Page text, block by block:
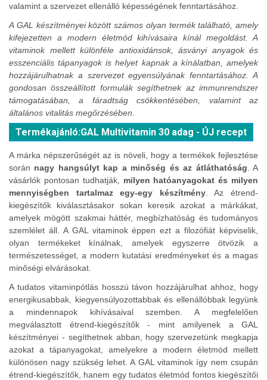
valamint a szervezet ellenálló képességének fenntartásához.
A GAL készítményei között számos olyan termék található, amely
kifejezetten a modern életmód kihívásaira kínál megoldást. A
vitaminok mellett különféle antioxidánsok, ásványi anyagok és
esszenciális tápanyagok is helyet kapnak a kínálatban, amelyek
hozzájárulhatnak a szervezet egyensúlyának fenntartásához. A
gondosan összeállított formulák segíthetnek az immunrendszer
támogatásában, a fáradtság csökkentésében, valamint az
általános vitalitás megőrzésében.
Termékajánló:GAL Multivitamin 30 adag - ÚJ recept
A márka népszerűségét az is növeli, hogy a termékek fejlesztése
során nagy hangsúlyt kap a minőség és az átláthatóság. A
vásárlók pontosan tudhatják, milyen hatóanyagokat és milyen
mennyiségben tartalmaz egy-egy készítmény. Az étrend-
kiegészítők kiválasztásakor sokan keresik azokat a márkákat,
amelyek mögött szakmai háttér, megbízhatóság és tudományos
szemlélet áll. A GAL vitaminok éppen ezt a filozófiát képviselik,
olyan termékeket kínálnak, amelyek egyszerre ötvözik a
természetességet, a modern kutatási eredményeket és a magas
minőségi elvárásokat.
A tudatos vitaminpótlás hosszú távon hozzájárulhat ahhoz, hogy
energikusabbak, kiegyensúlyozottabbak és ellenállóbbak legyünk
a mindennapok kihívásaival szemben. A megfelelően
megválasztott étrend-kiegészítők - mint amilyenek a GAL
készítményei - segíthetnek abban, hogy szervezetünk megkapja
azokat a tápanyagokat, amelyekre a modern életmód mellett
különösen nagy szükség lehet. A GAL vitaminok így nem csupán
étrend-kiegészítők, hanem egy tudatos életmód fontos kiegészítői